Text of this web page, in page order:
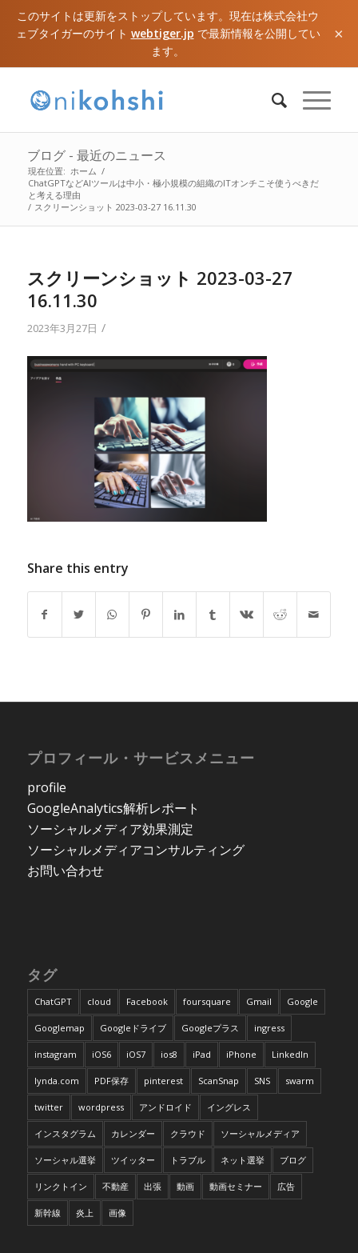
このサイトは更新をストップしています。現在は株式会社ウ
ェブタイガーのサイト webtiger.jp で最新情報を公開してい
ます。
×
ブログ - 最近のニュース
現在位置: ホーム /
ChatGPTなどAIツールは中小・極小規模の組織のITオンチこそ使うべきだ
と考える理由
/ スクリーンショット 2023-03-27 16.11.30
スクリーンショット 2023-03-27
16.11.30
2023年3月27日 /
Share this entry
プロフィール・サービスメニュー
profile
GoogleAnalytics解析レポート
ソーシャルメディア効果測定
ソーシャルメディアコンサルティング
お問い合わせ
タグ
ChatGPT cloud Facebook foursquare Gmail Google
Googlemap Googleドライブ Googleプラス ingress
instagram iOS6 iOS7 ios8 iPad iPhone LinkedIn
lynda.com PDF保存 pinterest ScanSnap SNS swarm
twitter wordpress アンドロイド イングレス
インスタグラム カレンダー クラウド ソーシャルメディア
ソーシャル選挙 ツイッター トラブル ネット選挙 ブログ
リンクトイン 不動産 出張 動画 動画セミナー 広告
新幹線 炎上 画像